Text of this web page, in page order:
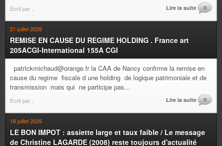
Écrit par Lire la suite 0
21 juillet 2026
REMISE EN CAUSE DU REGIME HOLDING . France art
205ACGI-International 155A CGI
patrickmichaud@orange.fr la CAA de Nancy confirme la remise en
cause du regime fiscale d une holding de logique patrimoniale et de
transmission mais qui ne participe pas...
Écrit par Lire la suite 0
18 juillet 2026
LE BON IMPOT : assiette large et taux faible / Le message
de Christine LAGARDE (2008) reste toujours d'actualité